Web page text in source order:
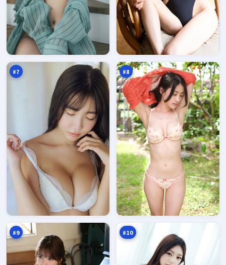
#7
黑
潮
入
口
97
万
#8
热
血
晓
96
万
#9
沉
舟
廊万
#10
风
暴
假
面
94
万